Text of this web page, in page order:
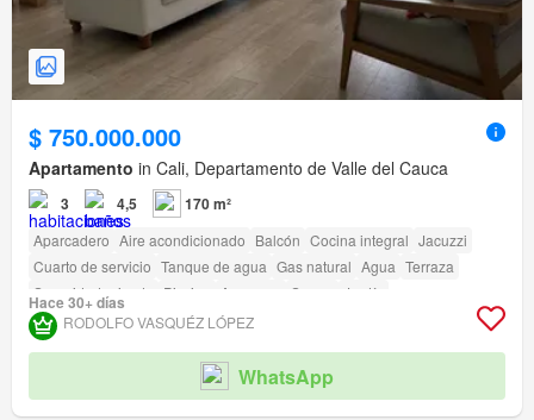
$ 750.000.000
Apartamento in Cali, Departamento de Valle del Cauca
3 4,5 170 m²
Aparcadero Aire acondicionado Balcón Cocina integral Jacuzzi
Cuarto de servicio Tanque de agua Gas natural Agua Terraza
Seguridad privada
Piscina Ascensor Sauna
Jardín
Caseta de vigilancia
Hace 30+ días
RODOLFO VASQUÉZ LÓPEZ
WhatsApp